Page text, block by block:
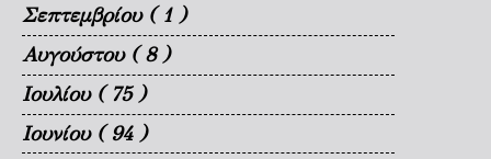
Σεπτεμβρίου ( 1 )
Αυγούστου ( 8 )
Ιουλίου ( 75 )
Ιουνίου ( 94 )